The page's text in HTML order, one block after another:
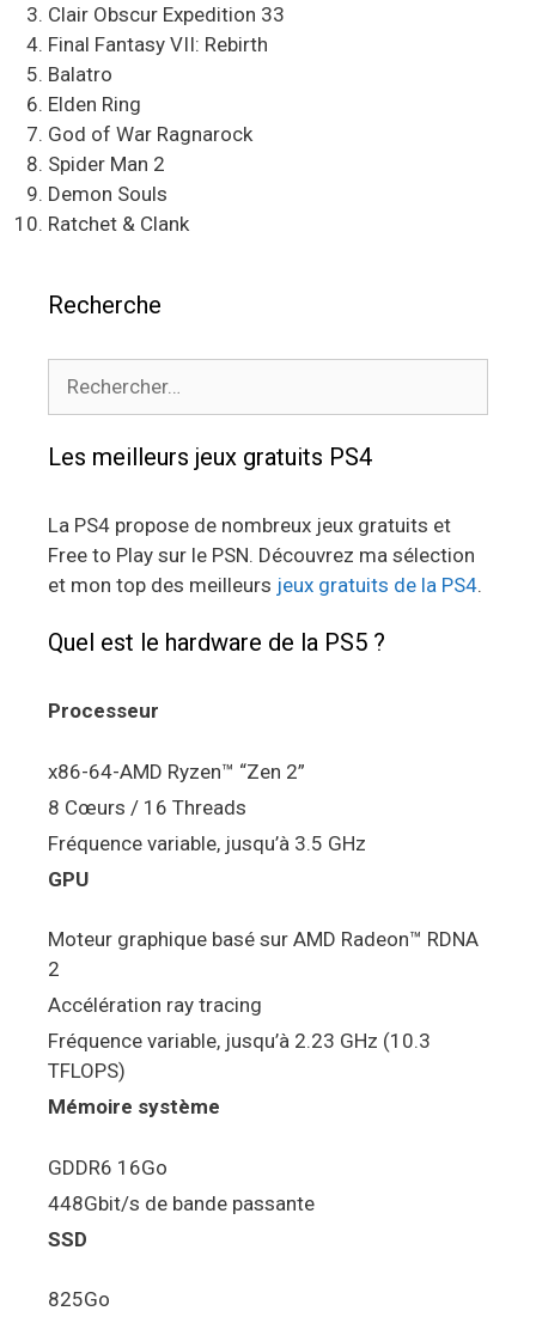
Clair Obscur Expedition 33
Final Fantasy VII: Rebirth
Balatro
Elden Ring
God of War Ragnarock
Spider Man 2
Demon Souls
Ratchet & Clank
Recherche
Les meilleurs jeux gratuits PS4
La PS4 propose de nombreux jeux gratuits et
Free to Play sur le PSN. Découvrez ma sélection
et mon top des meilleurs jeux gratuits de la PS4.
Quel est le hardware de la PS5 ?
Processeur
x86-64-AMD Ryzen™ “Zen 2”
8 Cœurs / 16 Threads
Fréquence variable, jusqu’à 3.5 GHz
GPU
Moteur graphique basé sur AMD Radeon™ RDNA
2
Accélération ray tracing
Fréquence variable, jusqu’à 2.23 GHz (10.3
TFLOPS)
Mémoire système
GDDR6 16Go
448Gbit/s de bande passante
SSD
825Go